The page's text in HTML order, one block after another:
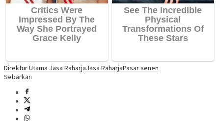
Direktur Utama Jasa RaharjaJasa RaharjaPasar senen
Sebarkan